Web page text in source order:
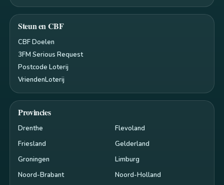
Steun en CBF
CBF Doelen
3FM Serious Request
Postcode Loterij
VriendenLoterij
Provincies
Drenthe
Flevoland
Friesland
Gelderland
Groningen
Limburg
Noord-Brabant
Noord-Holland